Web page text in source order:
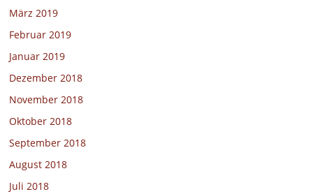
März 2019
Februar 2019
Januar 2019
Dezember 2018
November 2018
Oktober 2018
September 2018
August 2018
Juli 2018